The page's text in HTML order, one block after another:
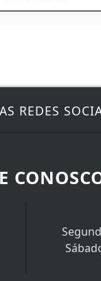
REDES